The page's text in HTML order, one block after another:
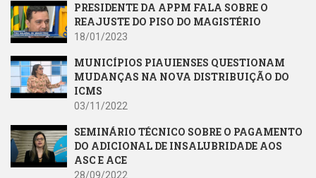
PRESIDENTE DA APPM FALA SOBRE O
REAJUSTE DO PISO DO MAGISTÉRIO
18/01/2023
MUNICÍPIOS PIAUIENSES QUESTIONAM
MUDANÇAS NA NOVA DISTRIBUIÇÃO DO
ICMS
03/11/2022
SEMINÁRIO TÉCNICO SOBRE O PAGAMENTO
DO ADICIONAL DE INSALUBRIDADE AOS
ASC E ACE
28/09/2022